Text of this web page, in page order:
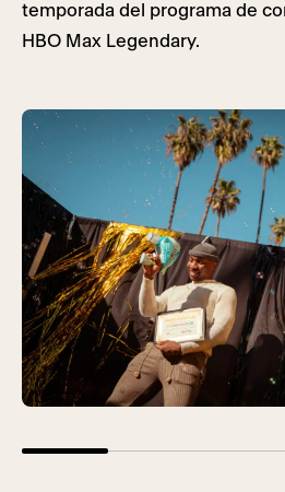
temporada del programa de
HBO Max Legendary.